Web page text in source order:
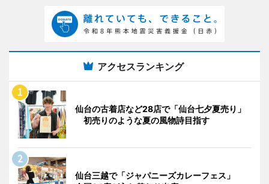
アクセスランキング
仙台の古着店など28店で「仙台七夕夏売り」
初売りのような夏の風物詩目指す
仙台三越で「ジャパニーズカレーフェス」